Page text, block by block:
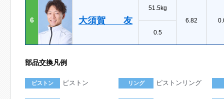
6 大須賀 友
51.5kg
6.82
0.5
部品交換凡例
ピストン ピストン リング ピストンリング